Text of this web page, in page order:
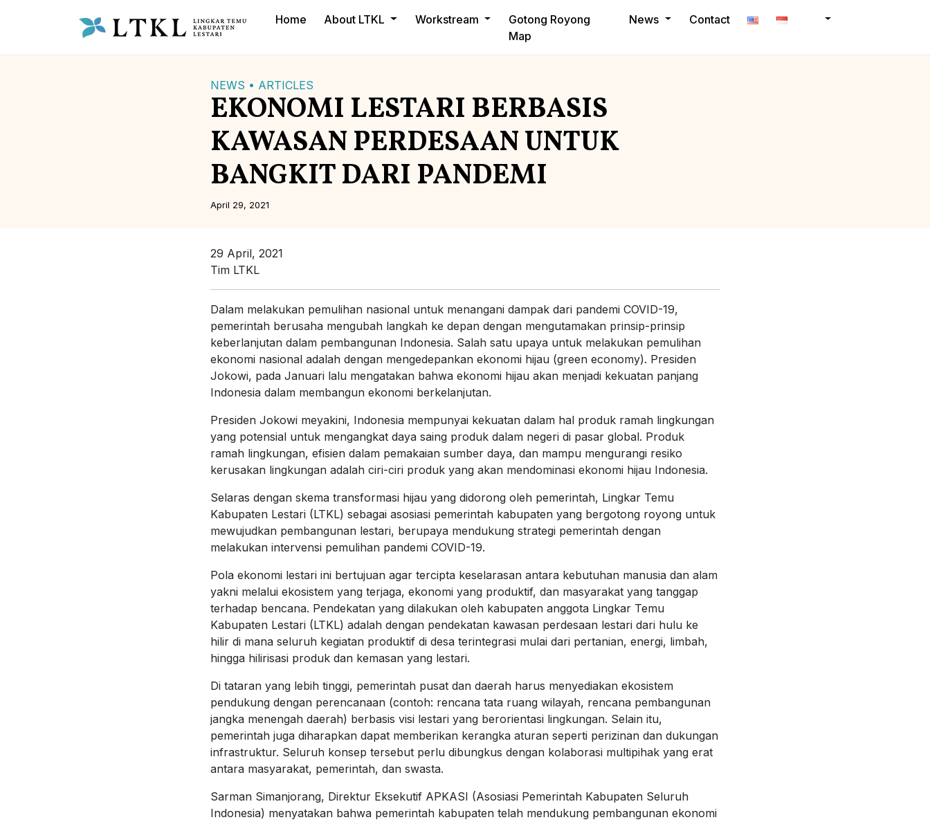
Home About LTKL Workstream
Gotong Royong
Map
News Contact
NEWS • ARTICLES
EKONOMI LESTARI BERBASIS
KAWASAN PERDESAAN UNTUK
BANGKIT DARI PANDEMI
April 29, 2021
29 April, 2021
Tim LTKL
Dalam melakukan pemulihan nasional untuk menangani dampak dari pandemi COVID-19,
pemerintah berusaha mengubah langkah ke depan dengan mengutamakan prinsip-prinsip
keberlanjutan dalam pembangunan Indonesia. Salah satu upaya untuk melakukan pemulihan
ekonomi nasional adalah dengan mengedepankan ekonomi hijau (green economy). Presiden
Jokowi, pada Januari lalu mengatakan bahwa ekonomi hijau akan menjadi kekuatan panjang
Indonesia dalam membangun ekonomi berkelanjutan.
Presiden Jokowi meyakini, Indonesia mempunyai kekuatan dalam hal produk ramah lingkungan
yang potensial untuk mengangkat daya saing produk dalam negeri di pasar global. Produk
ramah lingkungan, efisien dalam pemakaian sumber daya, dan mampu mengurangi resiko
kerusakan lingkungan adalah ciri-ciri produk yang akan mendominasi ekonomi hijau Indonesia.
Selaras dengan skema transformasi hijau yang didorong oleh pemerintah, Lingkar Temu
Kabupaten Lestari (LTKL) sebagai asosiasi pemerintah kabupaten yang bergotong royong untuk
mewujudkan pembangunan lestari, berupaya mendukung strategi pemerintah dengan
melakukan intervensi pemulihan pandemi COVID-19.
Pola ekonomi lestari ini bertujuan agar tercipta keselarasan antara kebutuhan manusia dan alam
yakni melalui ekosistem yang terjaga, ekonomi yang produktif, dan masyarakat yang tanggap
terhadap bencana. Pendekatan yang dilakukan oleh kabupaten anggota Lingkar Temu
Kabupaten Lestari (LTKL) adalah dengan pendekatan kawasan perdesaan lestari dari hulu ke
hilir di mana seluruh kegiatan produktif di desa terintegrasi mulai dari pertanian, energi, limbah,
hingga hilirisasi produk dan kemasan yang lestari.
Di tataran yang lebih tinggi, pemerintah pusat dan daerah harus menyediakan ekosistem
pendukung dengan perencanaan (contoh: rencana tata ruang wilayah, rencana pembangunan
jangka menengah daerah) berbasis visi lestari yang berorientasi lingkungan. Selain itu,
pemerintah juga diharapkan dapat memberikan kerangka aturan seperti perizinan dan dukungan
infrastruktur. Seluruh konsep tersebut perlu dibungkus dengan kolaborasi multipihak yang erat
antara masyarakat, pemerintah, dan swasta.
Sarman Simanjorang, Direktur Eksekutif APKASI (Asosiasi Pemerintah Kabupaten Seluruh
Indonesia) menyatakan bahwa pemerintah kabupaten telah mendukung pembangunan ekonomi